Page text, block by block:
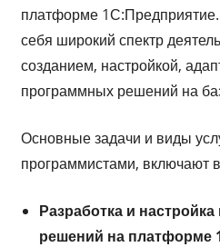
платформе
себя широкий спектр
созданием, настройкой,
программных решений на
Основные задачи и виды
программистами, включают
Разработка и
решений на платформе